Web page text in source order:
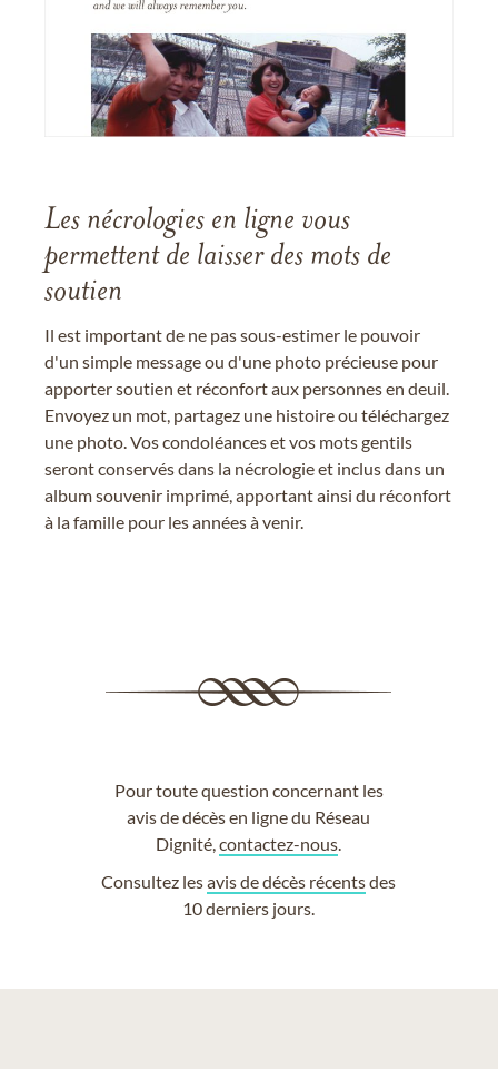
Les nécrologies en ligne vous
permettent de laisser des mots de
soutien
Il est important de ne pas sous-estimer le pouvoir
d'un simple message ou d'une photo précieuse pour
apporter soutien et réconfort aux personnes en deuil.
Envoyez un mot, partagez une histoire ou téléchargez
une photo. Vos condoléances et vos mots gentils
seront conservés dans la nécrologie et inclus dans un
album souvenir imprimé, apportant ainsi du réconfort
à la famille pour les années à venir.
Pour toute question concernant les
avis de décès en ligne du Réseau
Dignité,contactez-nous
Consultez lesavis de décès récentsdes
10 derniers jours.